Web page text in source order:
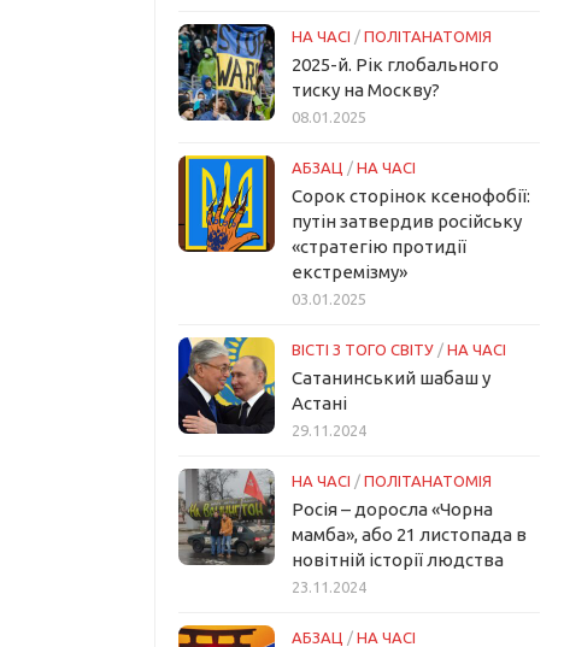
НА ЧАСІ / ПОЛІТАНАТОМІЯ
2025-й. Рік глобального
тиску на Москву?
08.01.2025
АБЗАЦ / НА ЧАСІ
Сорок сторінок ксенофобії:
путін затвердив російську
«стратегію протидії
екстремізму»
03.01.2025
ВІСТІ З ТОГО СВІТУ / НА ЧАСІ
Сатанинський шабаш у
Астані
29.11.2024
НА ЧАСІ / ПОЛІТАНАТОМІЯ
Росія – доросла «Чорна
мамба», або 21 листопада в
новітній історії людства
23.11.2024
АБЗАЦ / НА ЧАСІ